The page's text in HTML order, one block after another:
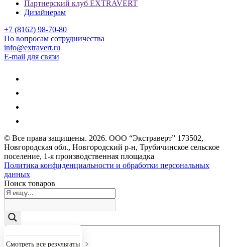
Партнерский клуб EXTRAVERT
Дизайнерам
+7 (8162) 98-70-80
По вопросам сотрудничества
info@extravert.ru
E-mail для связи
© Все права защищены. 2026. ООО “Экстраверт” 173502,
Новгородская обл., Новгородский р-н, Трубичинское сельское
поселение, 1-я производственная площадка
Политика конфиденциальности и обработки персональных
данных
Поиск товаров
Смотреть все результаты
Точное совпадение